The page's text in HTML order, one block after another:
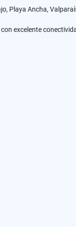
Playa Ancha,
excelente